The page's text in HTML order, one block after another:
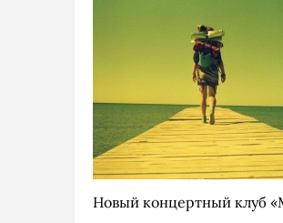
Новый концертный клуб